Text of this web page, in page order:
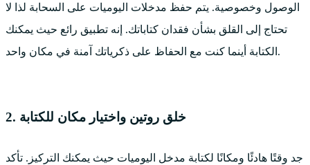
الوصول وخصوصية. يتم حفظ مدخلات اليوميات على السحابة لذا لا
تحتاج إلى القلق بشأن فقدان كتاباتك. إنه تطبيق رائع حيث يمكنك
الكتابة أينما كنت مع الحفاظ على ذكرياتك آمنة في مكان واحد.
2. خلق روتين واختيار مكان للكتابة
جد وقتًا هادئًا ومكانًا لكتابة مدخل اليوميات حيث يمكنك التركيز. تأكد